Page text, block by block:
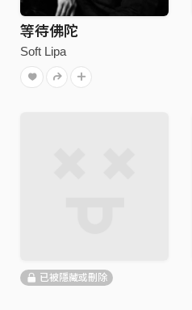
等待佛陀
Soft Lipa
已被隱藏或刪除